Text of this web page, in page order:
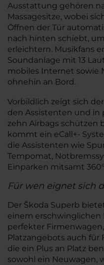
Ausstattung gehören
Massagesitze, wobei
Öffnen der Tür
nach hinten schiebt,
erleichtern. Musikfans
Soundanlage mit 13
mobiles Internet sowie
ohnehin an Bord.
Vorbildlich zeigt sich
den Assistenten und in
zehn Airbags schützen
kommt ein eCall+-
die Assistenten wie
Tempomat,
Einparken mitsamt
Für wen eignet sich
Der Škoda Superb
einem erschwinglichen
perfekter
Platzangebots auch für
die ein Plus an Platz
sowohl ein Neuwagen,